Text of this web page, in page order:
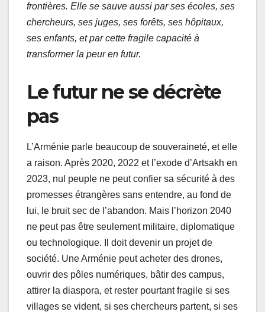
frontières. Elle se sauve aussi par ses écoles, ses
chercheurs, ses juges, ses forêts, ses hôpitaux,
ses enfants, et par cette fragile capacité à
transformer la peur en futur.
Le futur ne se décrète
pas
L’Arménie parle beaucoup de souveraineté, et elle
a raison. Après 2020, 2022 et l’exode d’Artsakh en
2023, nul peuple ne peut confier sa sécurité à des
promesses étrangères sans entendre, au fond de
lui, le bruit sec de l’abandon. Mais l’horizon 2040
ne peut pas être seulement militaire, diplomatique
ou technologique. Il doit devenir un projet de
société. Une Arménie peut acheter des drones,
ouvrir des pôles numériques, bâtir des campus,
attirer la diaspora, et rester pourtant fragile si ses
villages se vident, si ses chercheurs partent, si ses